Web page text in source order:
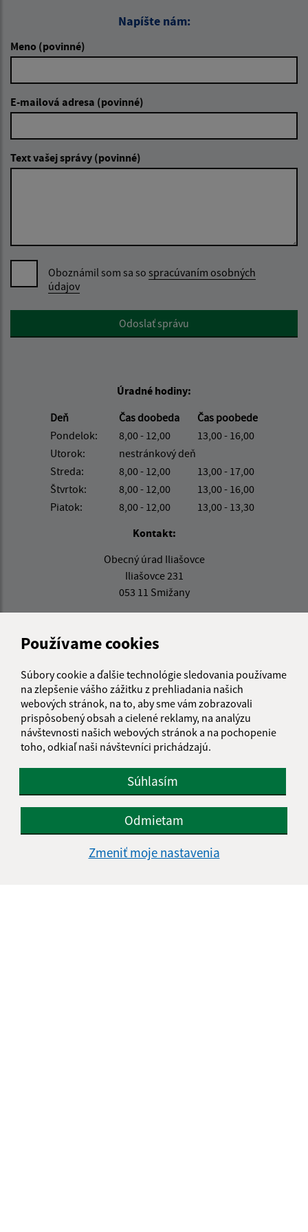
Používame cookies
Súbory cookie a ďalšie technológie sledovania používame
na zlepšenie vášho zážitku z prehliadania našich
webových stránok, na to, aby sme vám zobrazovali
prispôsobený obsah a cielené reklamy, na analýzu
návštevnosti našich webových stránok a na pochopenie
toho, odkiaľ naši návštevníci prichádzajú.
Súhlasím
Odmietam
Zmeniť moje nastavenia
Napíšte nám:
Meno (povinné)
E-mailová adresa (povinné)
Text vašej správy (povinné)
Oboznámil som sa so spracúvaním osobných
údajov
Google reCaptcha ResponseOdoslať správu
Úradné hodiny:
Deň
Čas doobeda
Čas poobede
Pondelok:
8,00 - 12,00
13,00 - 16,00
Utorok:
nestránkový deň
Streda:
8,00 - 12,00
13,00 - 17,00
Štvrtok:
8,00 - 12,00
13,00 - 16,00
Piatok:
8,00 - 12,00
13,00 - 13,30
Kontakt:
Obecný úrad Iliašovce
Iliašovce 231
053 11 Smižany
+421 911 650 195